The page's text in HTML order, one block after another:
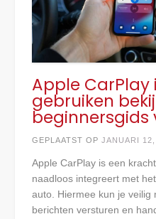
Apple
gebruiken
beginnersgids
GEPLAATST OP JANUARI
Apple CarPlay is een
naadloos integreert met
auto. Hiermee kun je veilig
berichten versturen en